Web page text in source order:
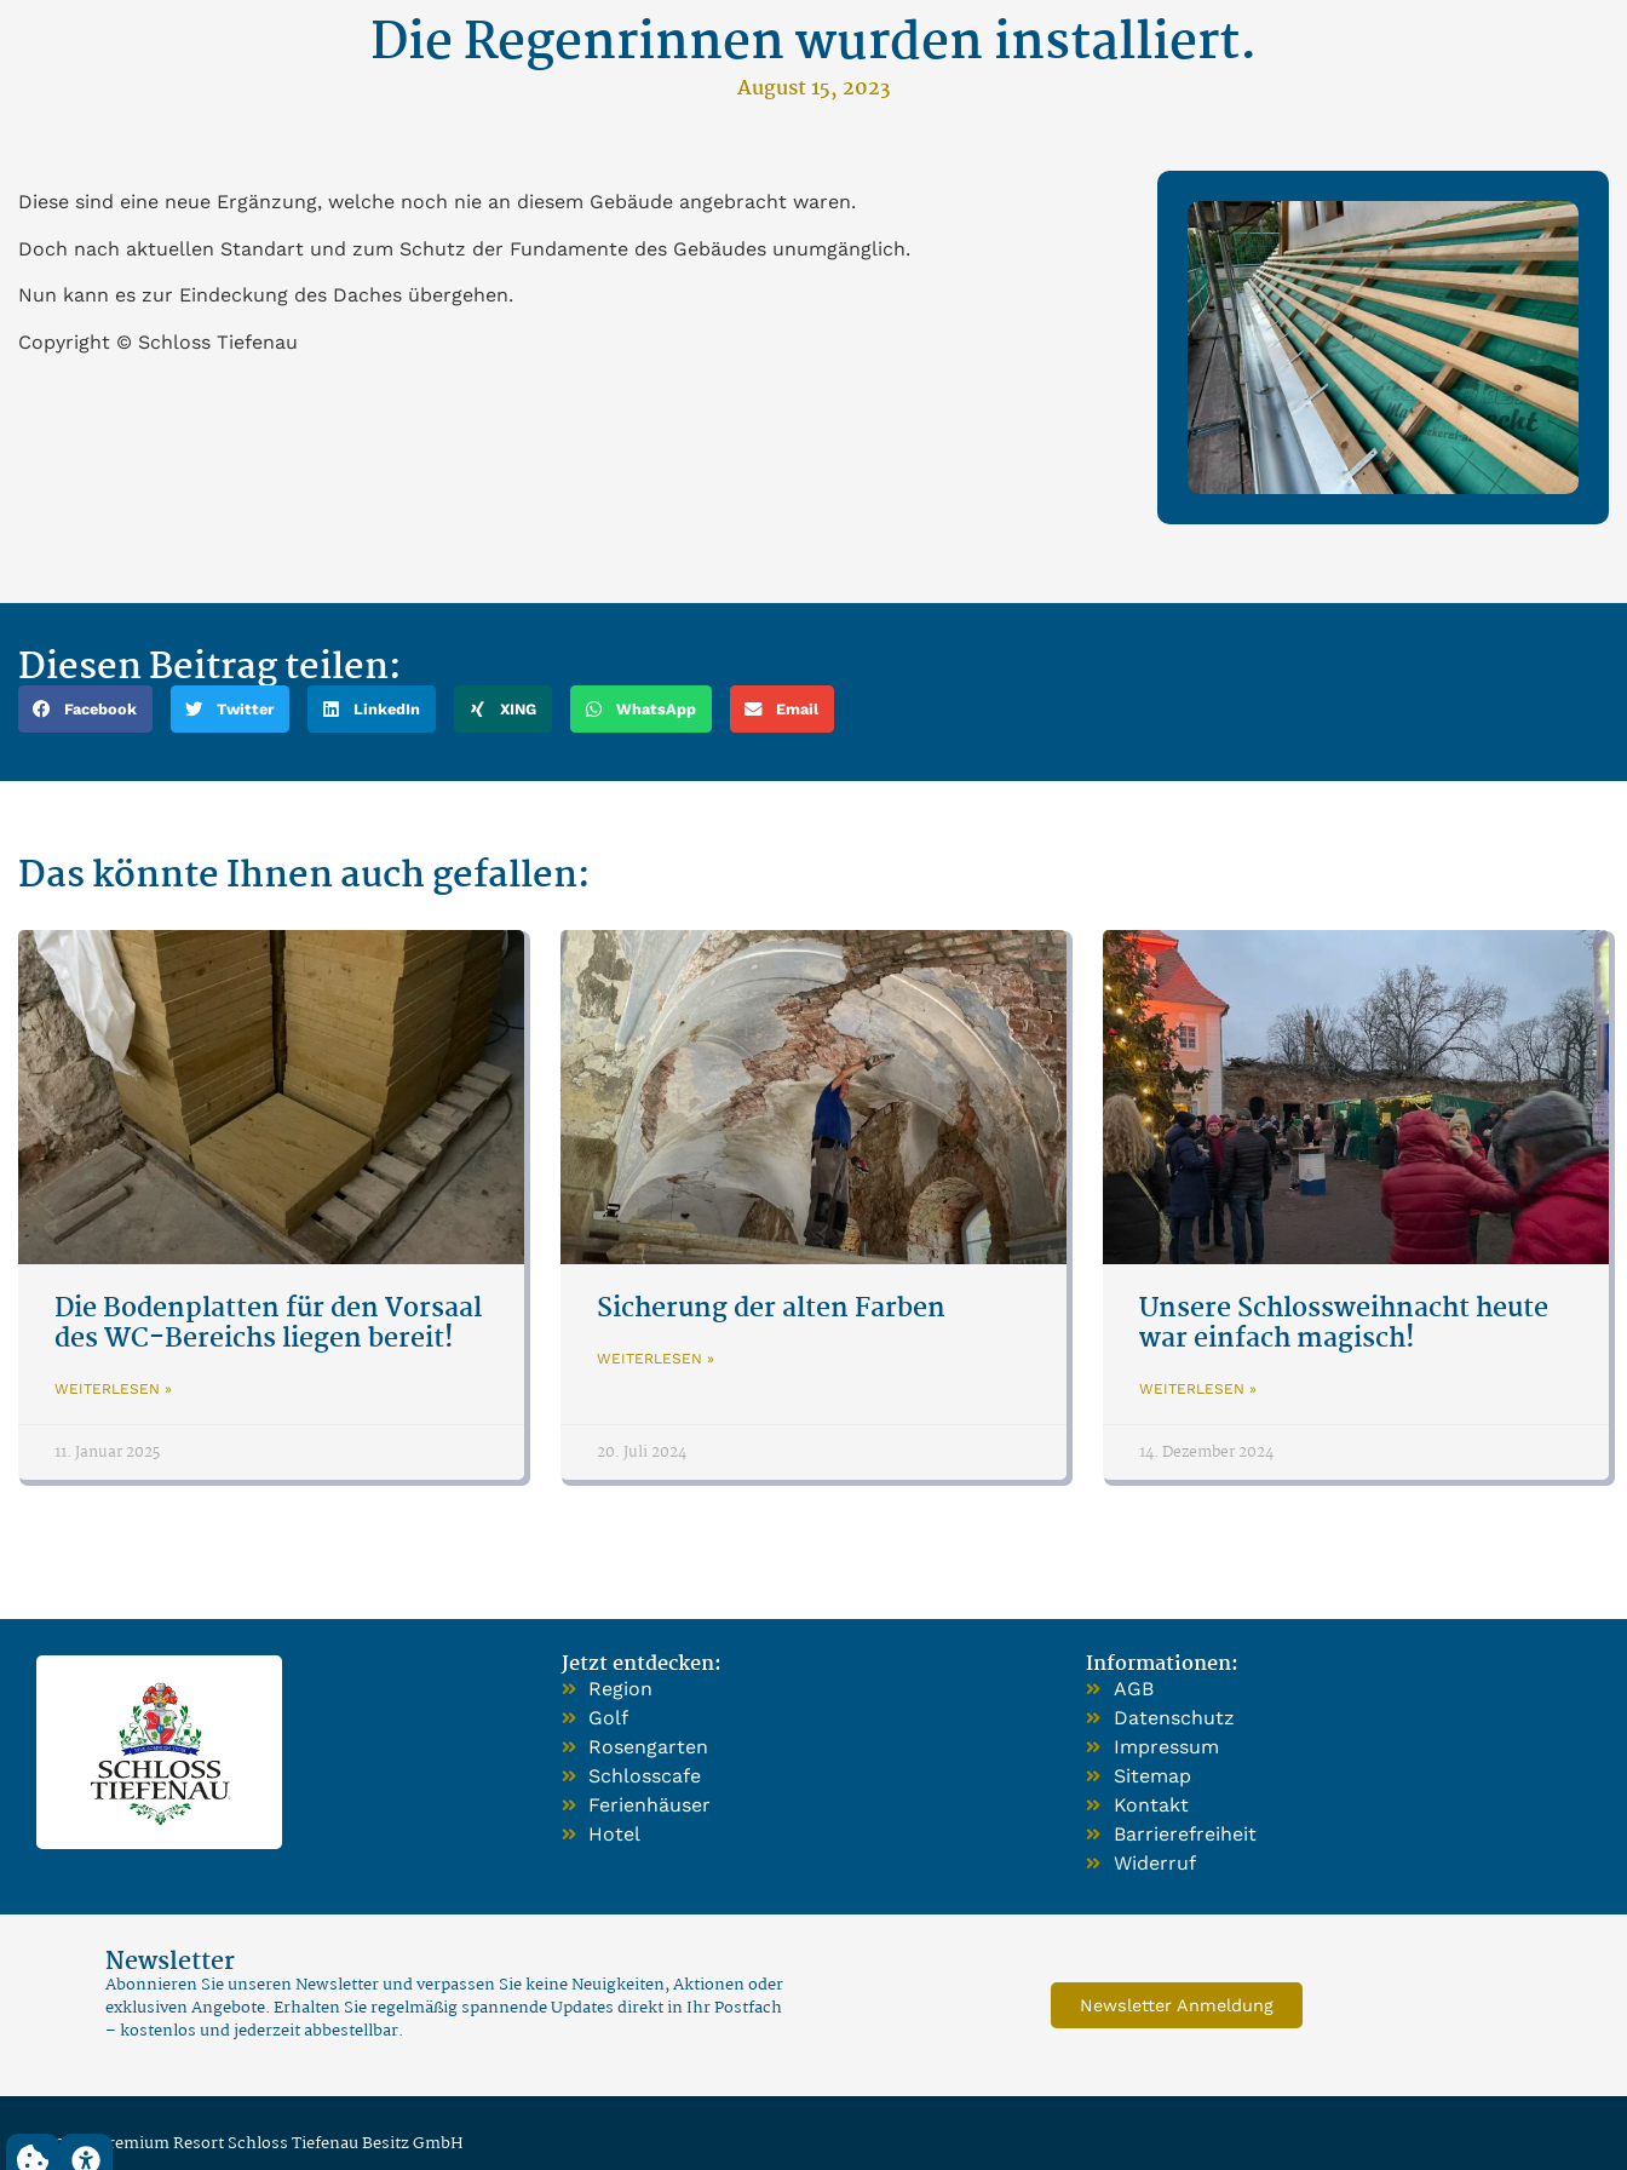
Die Regenrinnen wurden installiert.
August 15, 2023
Diese sind eine neue Ergänzung, welche noch nie an diesem Gebäude angebracht waren.
Doch nach aktuellen Standart und zum Schutz der Fundamente des Gebäudes unumgänglich.
Nun kann es zur Eindeckung des Daches übergehen.
Copyright ©️ Schloss Tiefenau
Diesen Beitrag teilen:
Facebook Twitter LinkedIn XING WhatsApp Email
Das könnte Ihnen auch gefallen:
Die Bodenplatten für den Vorsaal
des WC-Bereichs liegen bereit!
WEITERLESEN »
11. Januar 2025
Sicherung der alten Farben
WEITERLESEN »
20. Juli 2024
Unsere Schlossweihnacht heute
war einfach magisch!
WEITERLESEN »
14. Dezember 2024
Jetzt entdecken:
Region
Golf
Rosengarten
Schlosscafe
Ferienhäuser
Hotel
Informationen:
AGB
Datenschutz
Impressum
Sitemap
Kontakt
Barrierefreiheit
Widerruf
Newsletter
Abonnieren Sie unseren Newsletter und verpassen Sie keine Neuigkeiten, Aktionen oder
exklusiven Angebote. Erhalten Sie regelmäßig spannende Updates direkt in Ihr Postfach
– kostenlos und jederzeit abbestellbar.
Newsletter Anmeldung
© 2026 Premium Resort Schloss Tiefenau Besitz GmbH